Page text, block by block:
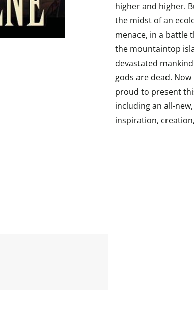
higher and higher.
the midst of an
menace, in a battle
the mountaintop
devastated
gods are dead.
proud to present
including an all-
inspiration,